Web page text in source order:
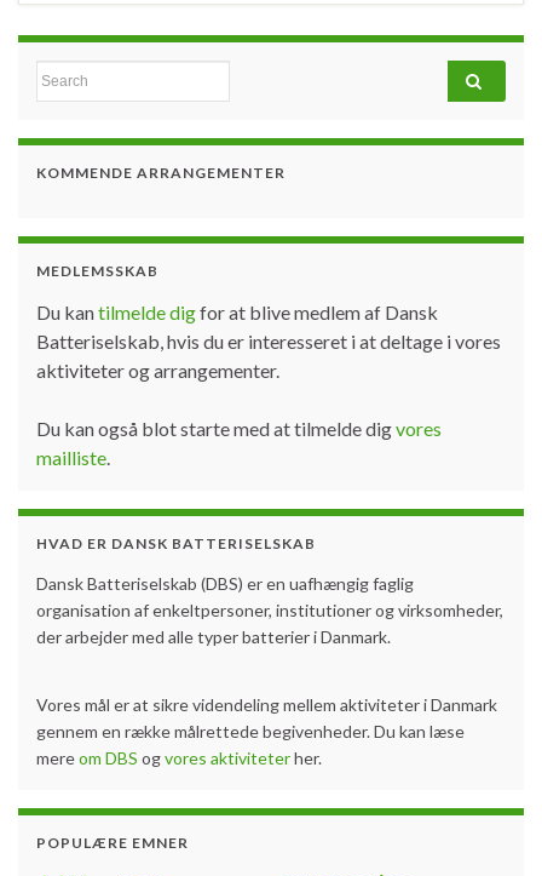
Search for:
KOMMENDE ARRANGEMENTER
MEDLEMSSKAB
Du kantilmelde digfor at blive medlem af Dansk
Batteriselskab, hvis du er interesseret i at deltage i vores
aktiviteter og arrangementer.
Du kan også blot starte med at tilmelde digvores
mailliste
HVAD ER DANSK BATTERISELSKAB
Dansk Batteriselskab (DBS) er en uafhængig faglig
organisation af enkeltpersoner, institutioner og virksomheder,
der arbejder med alle typer batterier i Danmark.
Vores mål er at sikre videndeling mellem aktiviteter i Danmark
gennem en række målrettede begivenheder. Du kan læse
mereom DBS ogvores aktiviteterher.
POPULÆRE EMNER